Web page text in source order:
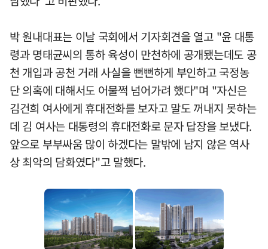
박 원내대표는 이날 국회에서 기자회견을 열고 "윤 대통
령과 명태균씨의 통하 육성이 만천하에 공개됐는데도 공
천 개입과 공천 거래 사실을 뻔뻔하게 부인하고 국정농
단 의혹에 대해서도 어물쩍 넘어가려 했다"며 "자신은
김건희 여사에게 휴대전화를 보자고 말도 꺼내지 못하는
데 김 여사는 대통령의 휴대전화로 문자 답장을 보냈다.
앞으로 부부싸움 많이 하겠다는 말밖에 남지 않은 역사
상 최악의 담화였다"고 말했다.